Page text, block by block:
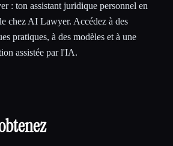
: ton assistant juridique personnel en
chez AI Lawyer. Accédez à des
pratiques, à des modèles et à une
assistée par l'IA.